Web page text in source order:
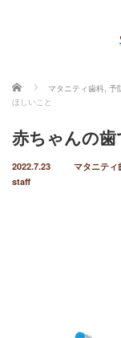
ホーム マタニティ歯科, 予
ほしいこと
赤ちゃんの
2022.7.23 マタニティ
staff